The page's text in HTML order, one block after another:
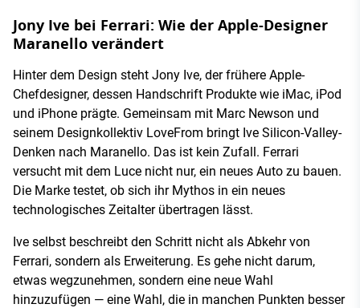
Jony Ive bei Ferrari: Wie der Apple-Designer
Maranello verändert
Hinter dem Design steht Jony Ive, der frühere Apple-
Chefdesigner, dessen Handschrift Produkte wie iMac, iPod
und iPhone prägte. Gemeinsam mit Marc Newson und
seinem Designkollektiv LoveFrom bringt Ive Silicon-Valley-
Denken nach Maranello. Das ist kein Zufall. Ferrari
versucht mit dem Luce nicht nur, ein neues Auto zu bauen.
Die Marke testet, ob sich ihr Mythos in ein neues
technologisches Zeitalter übertragen lässt.
Ive selbst beschreibt den Schritt nicht als Abkehr von
Ferrari, sondern als Erweiterung. Es gehe nicht darum,
etwas wegzunehmen, sondern eine neue Wahl
hinzuzufügen — eine Wahl, die in manchen Punkten besser